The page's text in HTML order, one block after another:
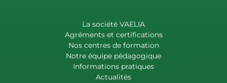
La société VAELIA
Agréments et certifications
Nos centres de formation
Notre équipe pédagogique
Informations pratiques
Actualités